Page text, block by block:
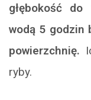
głębokość
wodą 5 godzin
powierzchnię.
ryby.